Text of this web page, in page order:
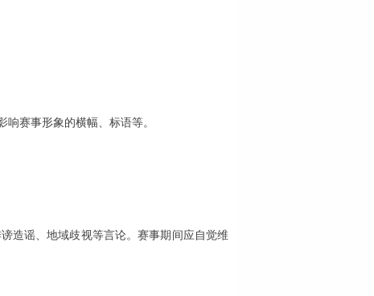
响赛事形象的横幅、标语等。
造谣、地域歧视等言论。赛事期间应自觉维